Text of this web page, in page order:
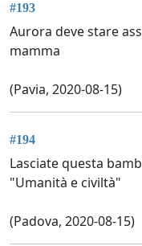
#193
Aurora deve stare
mamma
(Pavia, 2020-08-15)
#194
Lasciate questa
"Umanità e civiltà"
(Padova, 2020-08-15)